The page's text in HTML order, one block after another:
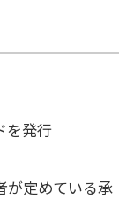
を発行
が定めている承